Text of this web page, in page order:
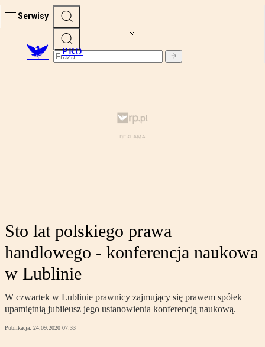
Serwisy
PRO
Sto lat polskiego prawa
handlowego - konferencja naukowa
w Lublinie
W czwartek w Lublinie prawnicy zajmujący się prawem spółek
upamiętnią jubileusz jego ustanowienia konferencją naukową.
Publikacja: 24.09.2020 07:33